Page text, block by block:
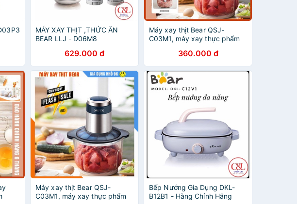
MÁY XAY THỊT ,THỨC ĂN
BEAR LLJ - D06M8
629.000 đ
Máy xay thịt Bear QSJ-
C03M1, máy xay thực phẩm
Bảo hành chính hãng 3 tháng
360.000 đ
Máy xay thịt Bear QSJ-
C03M1, máy xay thực phẩm
Bếp Nướng Gia Dụng DKL-
B12B1 - Hàng Chính Hãng